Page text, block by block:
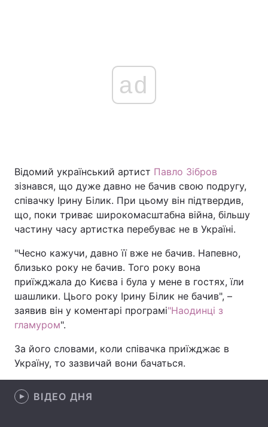
Головна Війна
Україна Політика
Спорт Наука
Техно і зв'язок Лайт
Інциденти
Здоров'я Туризм
Цікавинки
Екологія
ad
Відомий український артист Павло Зібров
зізнався, що дуже давно не бачив свою подругу,
співачку Ірину Білик. При цьому він підтвердив,
що, поки триває широкомасштабна війна, більшу
частину часу артистка перебуває не в Україні.
"Чесно кажучи, давно її вже не бачив. Напевно,
близько року не бачив. Того року вона
приїжджала до Києва і була у мене в гостях, їли
шашлики. Цього року Ірину Білик не бачив", –
заявив він у коментарі програмі"Наодинці з
гламуром".
За його словами, коли співачка приїжджає в
Україну, то зазвичай вони бачаться.
ВІДЕО ДНЯ